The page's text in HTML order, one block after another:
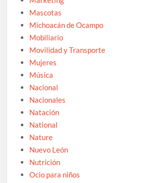
Mascotas
Michoacán de Ocampo
Mobiliario
Movilidad y Transporte
Mujeres
Música
Nacional
Nacionales
Natación
National
Nature
Nuevo León
Nutrición
Ocio para niños